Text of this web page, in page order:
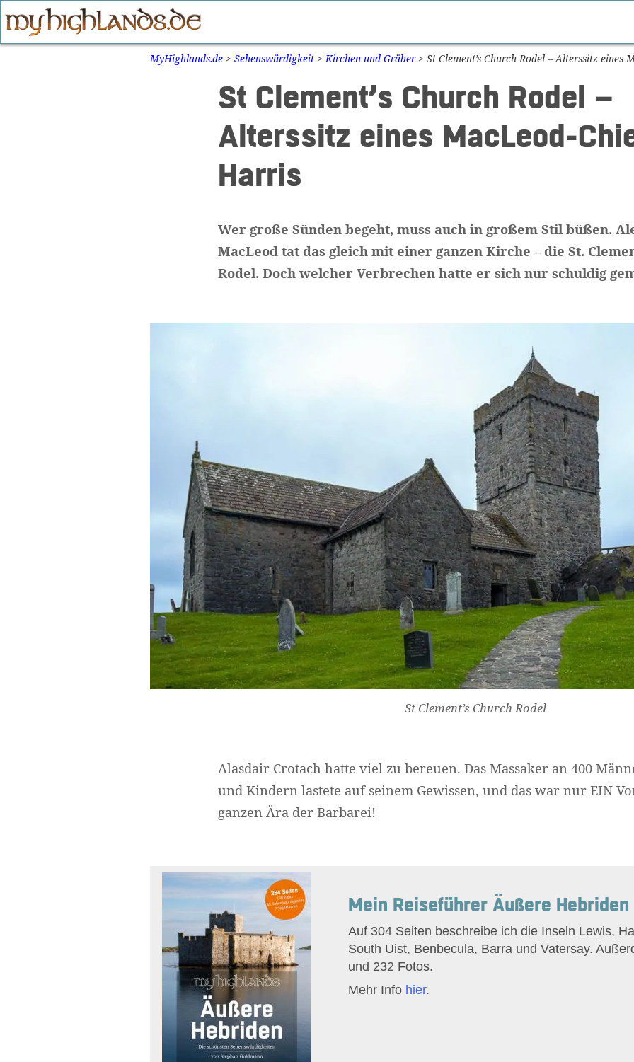
Zum
Inhalt
MyHighlands.de > Sehenswürdigkeit >Kirchen und Gräber > St Clement’s Church Rodel – Alterssitz eines
St Clement’s Church Rodel –
Alterssitz eines MacLeod-
Harris
Wer große Sünden begeht, muss auch in großem Stil büßen.
MacLeod tat das gleich mit einer ganzen Kirche – die St.
Rodel. Doch welcher Verbrechen hatte er sich nur schuldig
St Clement’s Church Rodel
Alasdair Crotach hatte viel zu bereuen. Das Massaker an 400
und Kindern lastete auf seinem Gewissen, und das war nur EIN
ganzen Ära der Barbarei!
Mein Reiseführer Äußere Hebriden
Auf 304 Seiten beschreibe ich die Inseln Lewis,
South Uist, Benbecula, Barra und Vatersay.
und 232 Fotos.
Mehr Info hier.